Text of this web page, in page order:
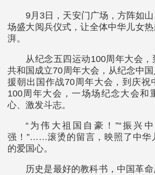
9月3日，天安门广场，方阵如
场盛大阅兵仪式，让全体中华儿女
湃。
从纪念五四运动100周年大会
共和国成立70周年大会，从纪念中
援朝出国作战70周年大会，到庆祝
100周年大会，一场场纪念大会和
心、激发斗志。
“为伟大祖国自豪！”“振兴
强！”……滚烫的留言，映照了中华
的爱国心。
历史是最好的教科书，中国革